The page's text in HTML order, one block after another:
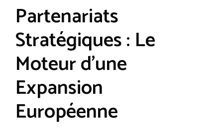
Partenariats
Stratégiques : Le
Moteur d’une
Expansion
Européenne